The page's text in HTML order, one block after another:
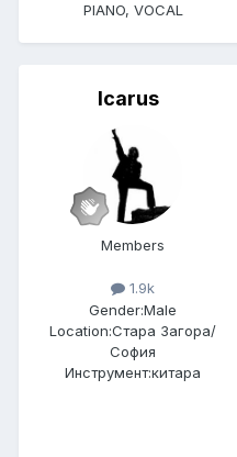
PIANO, VOCAL
Icarus
Members
1.9k
Gender:Male
Location:Стара Загора/
София
Инструмент:китара